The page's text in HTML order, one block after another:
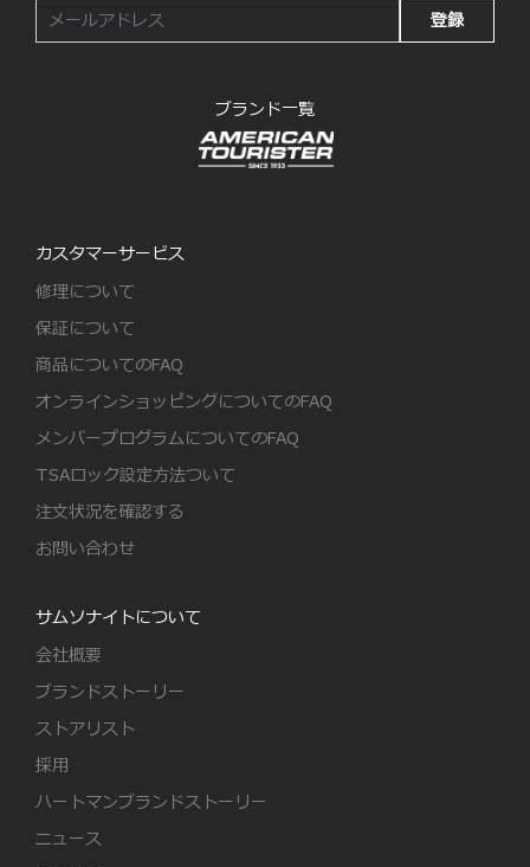
登録
ブランド一覧
カスタマーサービス
修理について
保証について
商品についてのFAQ
オンラインショッピングについてのFAQ
メンバープログラムについてのFAQ
TSAロック設定方法ついて
注文状況を確認する
お問い合わせ
サムソナイトについて
会社概要
ブランドストーリー
ストアリスト
採用
ハートマンブランドストーリー
ニュース